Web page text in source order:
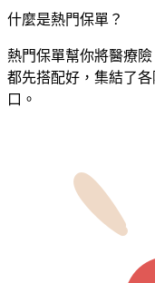
什麼是熱門保單？
熱門保單幫你將醫療
都先搭配好，集結了
口。